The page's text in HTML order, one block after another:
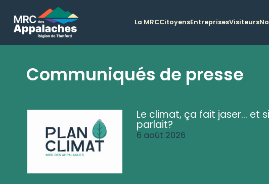
La MRCCitoyensEntreprisesVisiteurs
Communiqués de presse
Le climat, ça fait jaser... et
parlait?
6 août 2026